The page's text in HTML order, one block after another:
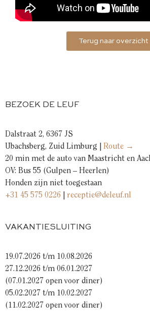
Terug naar overzicht
BEZOEK DE LEUF
Dalstraat 2, 6367 JS
Ubachsberg, Zuid Limburg | Route →
20 min met de auto van Maastricht en
OV: Bus 55 (Gulpen – Heerlen)
Honden zijn niet toegestaan
+31 45 575 0226
receptie@deleuf.nl
VAKANTIESLUITING
19.07.2026 t/m 10.08.2026
27.12.2026 t/m 06.01.2027
(07.01.2027 open voor diner)
05.02.2027 t/m 10.02.2027
(11.02.2027 open voor diner)